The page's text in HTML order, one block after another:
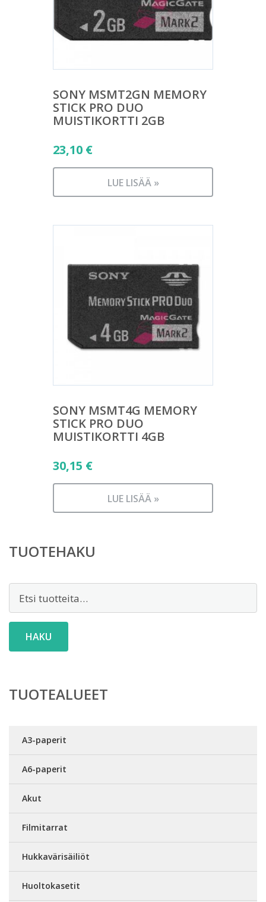
SONY MSMT2GN MEMORY
STICK PRO DUO
MUISTIKORTTI 2GB
23,10 €
LUE LISÄÄ »
SONY MSMT4G MEMORY
STICK PRO DUO
MUISTIKORTTI 4GB
30,15 €
LUE LISÄÄ »
TUOTEHAKU
HAKU
TUOTEALUEET
A3-paperit
A6-paperit
Akut
Filmitarrat
Hukkavärisäiliöt
Huoltokasetit